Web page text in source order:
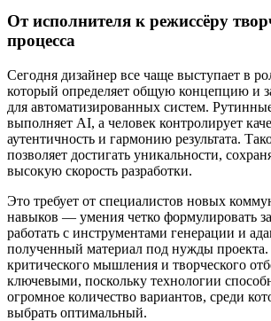
От исполнителя к режиссёру
процесса
Сегодня дизайнер все чаще выступает в
который определяет общую концепцию и
для автоматизированных систем.
выполняет AI, а человек контролирует
аутентичность и гармонию результата.
позволяет достигать уникальности,
высокую скорость разработки.
Это требует от специалистов новых
навыков — умения четко формулировать
работать с инструментами генерации и
полученный материал под нужды
критического мышления и творческого
ключевыми, поскольку технологии
огромное количество вариантов, среди
выбрать оптимальный.